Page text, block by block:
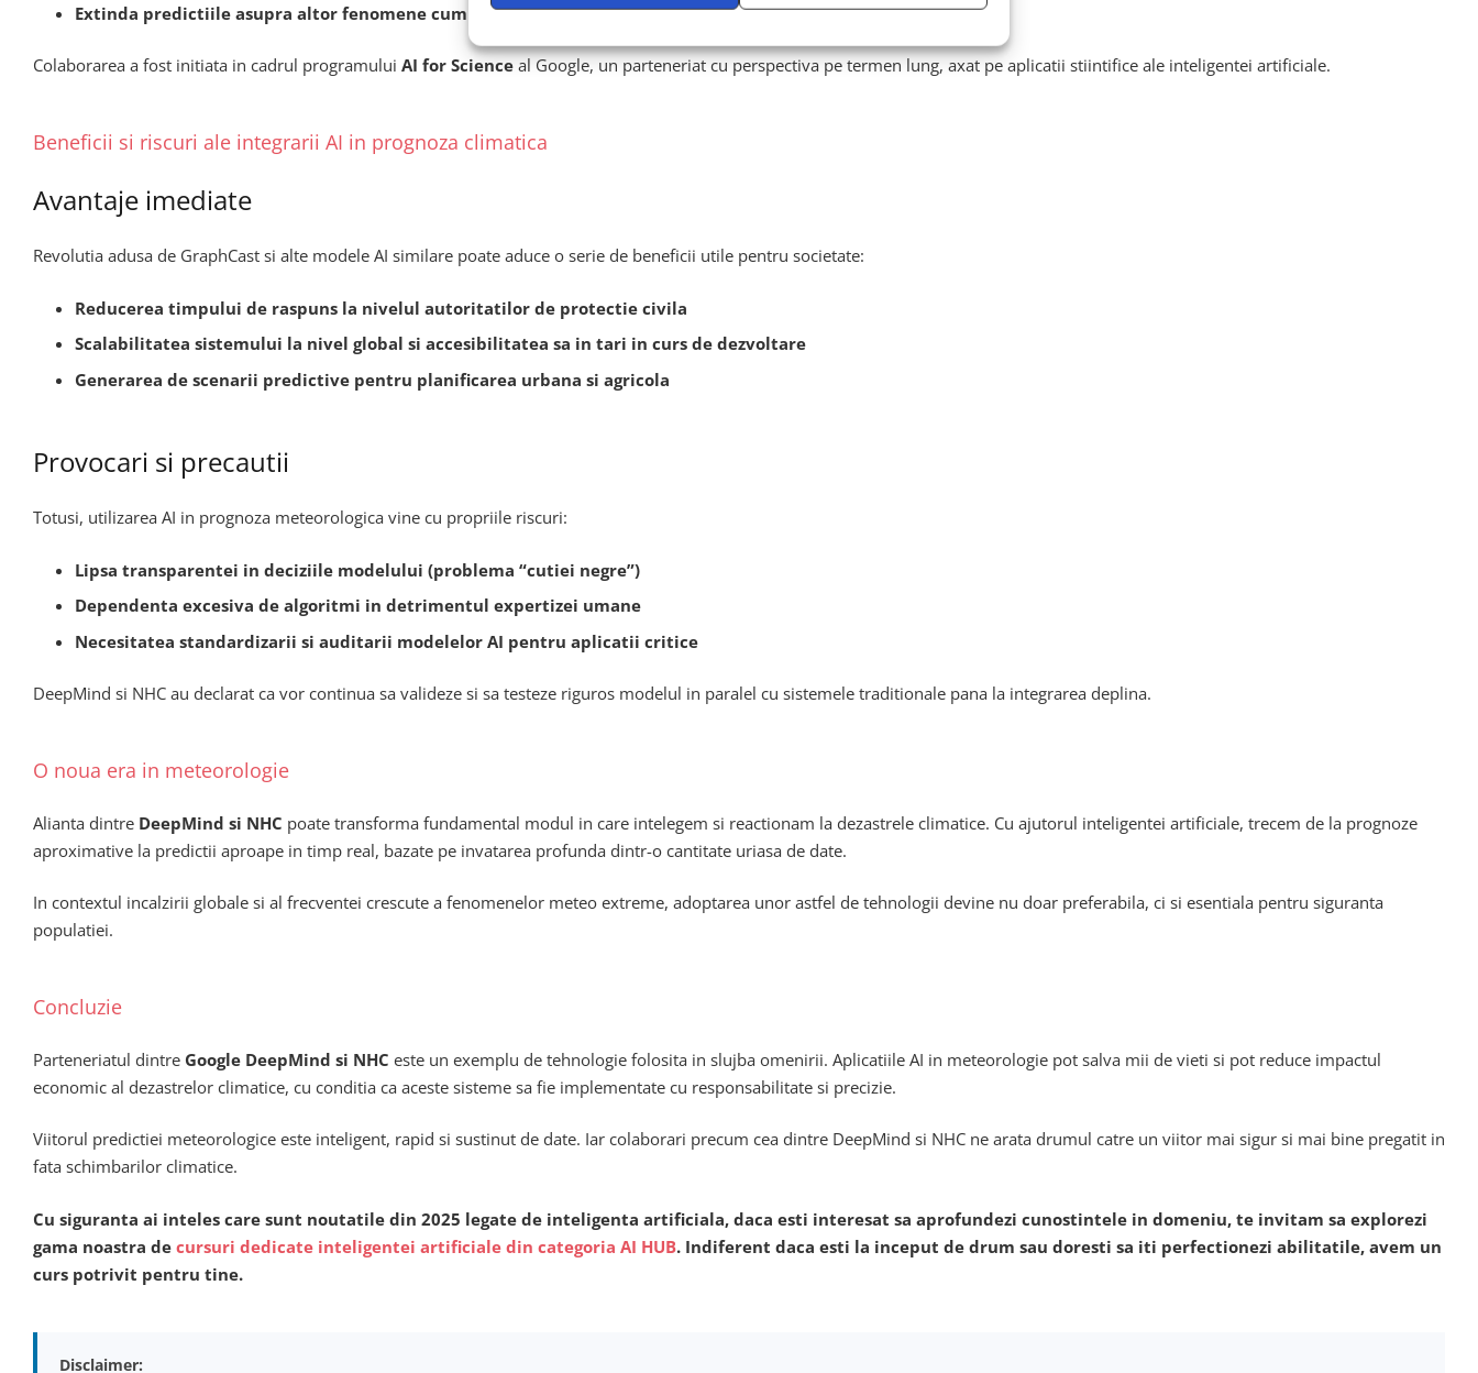
Extinda predictiile asupra altor fenomene cum ar fi cicloanele din Pacificul de Vest
Colaborarea a fost initiata in cadrul programului AI for Science al Google, un parteneriat cu perspectiva pe termen lung, axat pe aplicatii stiintifice ale inteligentei artificiale.
Beneficii si riscuri ale integrarii AI in prognoza climatica
Avantaje imediate
Revolutia adusa de GraphCast si alte modele AI similare poate aduce o serie de beneficii utile pentru societate:
Reducerea timpului de raspuns la nivelul autoritatilor de protectie civila
Scalabilitatea sistemului la nivel global si accesibilitatea sa in tari in curs de dezvoltare
Generarea de scenarii predictive pentru planificarea urbana si agricola
Provocari si precautii
Totusi, utilizarea AI in prognoza meteorologica vine cu propriile riscuri:
Lipsa transparentei in deciziile modelului (problema “cutiei negre”)
Dependenta excesiva de algoritmi in detrimentul expertizei umane
Necesitatea standardizarii si auditarii modelelor AI pentru aplicatii critice
DeepMind si NHC au declarat ca vor continua sa valideze si sa testeze riguros modelul in paralel cu sistemele traditionale pana la integrarea deplina.
O noua era in meteorologie
Alianta dintre DeepMind si NHC poate transforma fundamental modul in care intelegem si reactionam la dezastrele climatice. Cu ajutorul inteligentei artificiale, trecem de la prognoze
aproximative la predictii aproape in timp real, bazate pe invatarea profunda dintr-o cantitate uriasa de date.
In contextul incalzirii globale si al frecventei crescute a fenomenelor meteo extreme, adoptarea unor astfel de tehnologii devine nu doar preferabila, ci si esentiala pentru siguranta
populatiei.
Concluzie
Parteneriatul dintre Google DeepMind si NHC este un exemplu de tehnologie folosita in slujba omenirii. Aplicatiile AI in meteorologie pot salva mii de vieti si pot reduce impactul
economic al dezastrelor climatice, cu conditia ca aceste sisteme sa fie implementate cu responsabilitate si precizie.
Viitorul predictiei meteorologice este inteligent, rapid si sustinut de date. Iar colaborari precum cea dintre DeepMind si NHC ne arata drumul catre un viitor mai sigur si mai bine pregatit in
fata schimbarilor climatice.
Cu siguranta ai inteles care sunt noutatile din 2025 legate de inteligenta artificiala, daca esti interesat sa aprofundezi cunostintele in domeniu, te invitam sa explorezi
gama noastra de cursuri dedicate inteligentei artificiale din categoria AI HUB. Indiferent daca esti la inceput de drum sau doresti sa iti perfectionezi abilitatile, avem un
curs potrivit pentru tine.
Disclaimer: